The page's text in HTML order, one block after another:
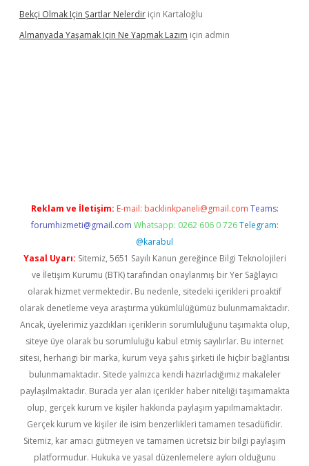
Bekçi Olmak Için Şartlar Nelerdir için Kartaloğlu
Almanyada Yaşamak Için Ne Yapmak Lazım için admin
Reklam ve İletişim: E-mail: backlinkpaneli@gmail.com Teams:
forumhizmeti@gmail.com Whatsapp: 0262 606 0 726 Telegram:
@karabul
Yasal Uyarı: Sitemiz, 5651 Sayılı Kanun gereğince Bilgi Teknolojileri
ve İletişim Kurumu (BTK) tarafından onaylanmış bir Yer Sağlayıcı
olarak hizmet vermektedir. Bu nedenle, sitedeki içerikleri proaktif
olarak denetleme veya araştırma yükümlülüğümüz bulunmamaktadır.
Ancak, üyelerimiz yazdıkları içeriklerin sorumluluğunu taşımakta olup,
siteye üye olarak bu sorumluluğu kabul etmiş sayılırlar. Bu internet
sitesi, herhangi bir marka, kurum veya şahıs şirketi ile hiçbir bağlantısı
bulunmamaktadır. Sitede yalnızca kendi hazırladığımız makaleler
paylaşılmaktadır. Burada yer alan içerikler haber niteliği taşımamakta
olup, gerçek kurum ve kişiler hakkında paylaşım yapılmamaktadır.
Gerçek kurum ve kişiler ile isim benzerlikleri tamamen tesadüfidir.
Sitemiz, kar amacı gütmeyen ve tamamen ücretsiz bir bilgi paylaşım
platformudur. Hukuka ve yasal düzenlemelere aykırı olduğunu